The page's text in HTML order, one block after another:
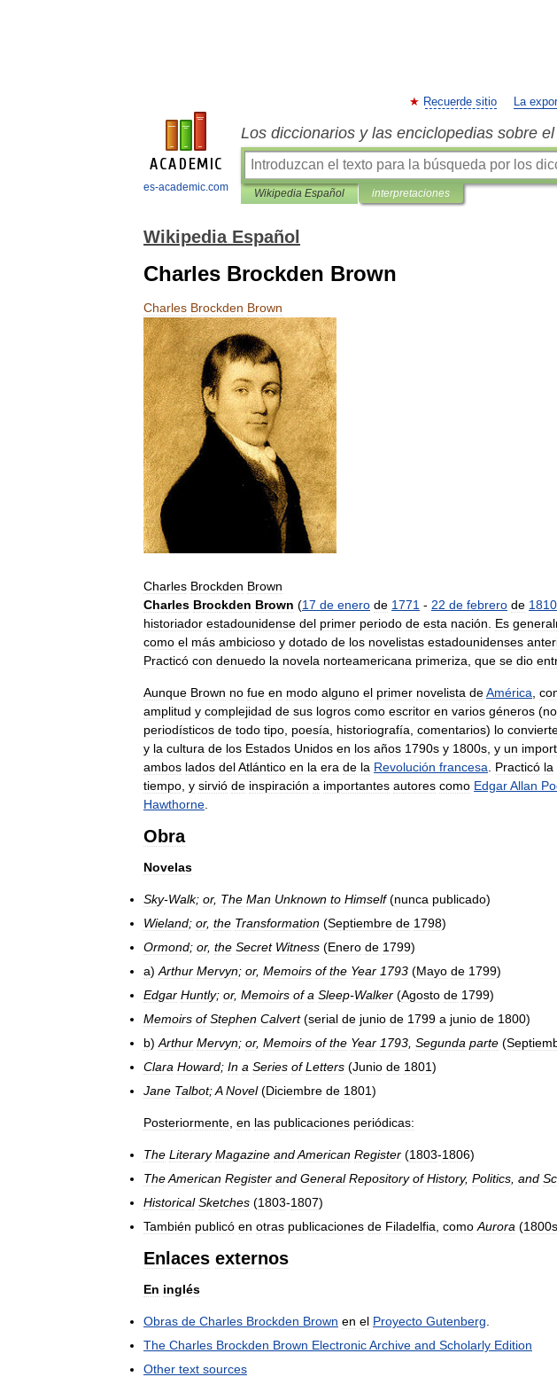
es-academic.com
Recuerde sitio La
Los diccionarios y las enciclopedias sobre
Wikipedia Español interpretaciones
Wikipedia Español
Charles Brockden Brown
Charles Brockden Brown
Charles Brockden Brown
Charles Brockden Brown (17 de enero de 1771 - 22 de febrero de 1810
historiador estadounidense del primer periodo de esta nación Es
como el más ambicioso y dotado de los novelistas estadounidenses
Practicó con denuedo la novela norteamericana primeriza que se dio
Aunque Brown no fue en modo alguno el primer novelista deAmérica
amplitud y complejidad de sus logros como escritor en varios géneros (
periodísticos de todo tipo poesía historiografía comentarios) lo
y la cultura de los Estados Unidos en los años 1790s y 1800s y un
ambos lados delAtlántico en la era de la Revolución francesa Practicó la
tiempo y sirvió de inspiración a importantes autores como EdgarAllan
Hawthorne
Obra
Novelas
Sky-Walk; or, The Man Unknown to Himself(nunca publicado)
Wieland; or, the Transformation (Septiembre de 1798)
Ormond; or, the Secret Witness (Enero de 1799)
a) Arthur Mervyn; or, Memoirs of the Year 1793 (Mayo de 1799)
Edgar Huntly; or, Memoirs of a Sleep-Walker (Agosto de 1799)
Memoirs of Stephen Calvert(serial de junio de 1799 a junio de 1800)
b) Arthur Mervyn; or, Memoirs of the Year 1793 Segunda parte (
Clara Howard; In a Series of Letters (Junio de 1801)
Jane Talbot;A Novel(Diciembre de 1801)
Posteriormente en las publicaciones periódicas:
The Literary Magazine andAmerican Register (1803-1806)
TheAmerican Register and General Repository of History, Politics and
Historical Sketches (1803-1807)
También publicó en otras publicaciones de Filadelfia como Aurora (1800s
Enlaces externos
En inglés
Obras de Charles Brockden Brown en el Proyecto Gutenberg
The Charles Brockden Brown ElectronicArchive and Scholarly Edition
Other text sources